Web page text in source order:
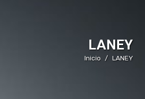
LANEY
Inicio LANEY